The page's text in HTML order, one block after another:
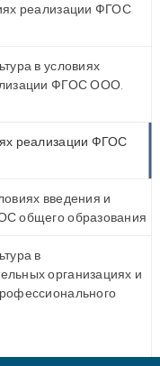
реализации ФГОС
в условиях
ФГОС ООО,
реализации ФГОС
введения и
общего образования
в
организациях и